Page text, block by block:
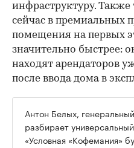
инфраструктуру. Также
сейчас в премиальных
помещения на первых
значительно быстрее:
находят арендаторов
после ввода дома в
Антон Белых,
разбирает
«Условная «Кофемания»